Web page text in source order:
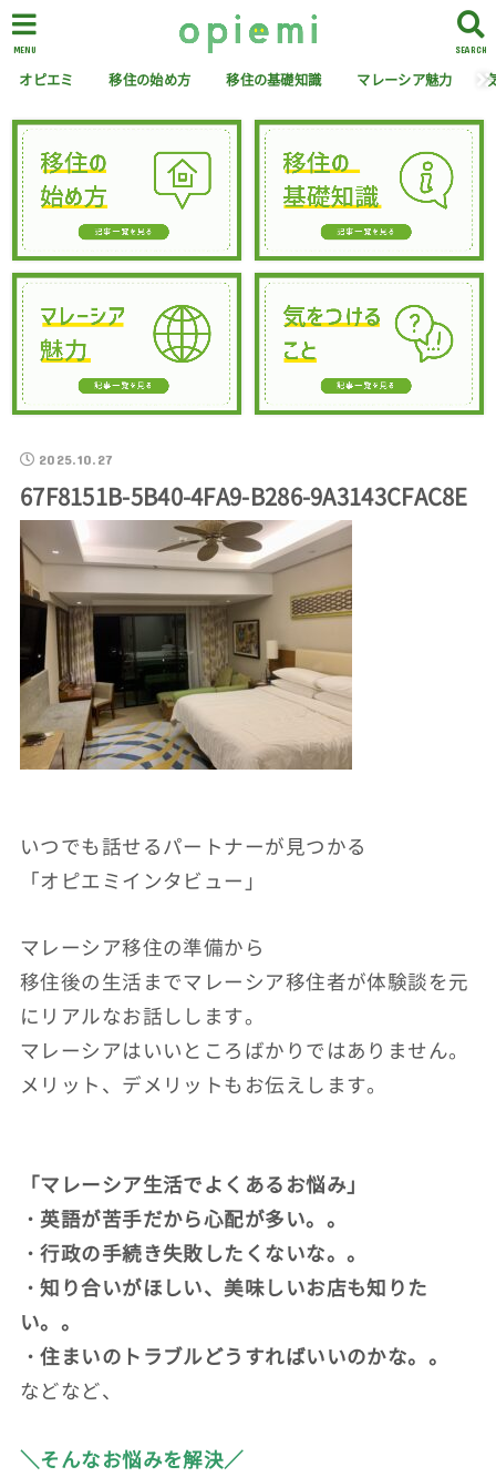
SEARCH
MENU
オピエミ 移住の始め方 移住の基礎知識 マレーシア魅力
2025.10.27
67F8151B-5B40-4FA9-B286-9A3143CFAC8E
いつでも話せるパートナーが見つかる
「オピエミインタビュー」
マレーシア移住の準備から
移住後の生活までマレーシア移住者が体験談を元
にリアルなお話しします。
マレーシアはいいところばかりではありません。
メリット、デメリットもお伝えします。
「マレーシア生活でよくあるお悩み」
・英語が苦手だから心配が多い。。
・行政の手続き失敗したくないな。。
・知り合いがほしい、美味しいお店も知りた
い。。
・住まいのトラブルどうすればいいのかな。。
などなど、
＼そんなお悩みを解決／